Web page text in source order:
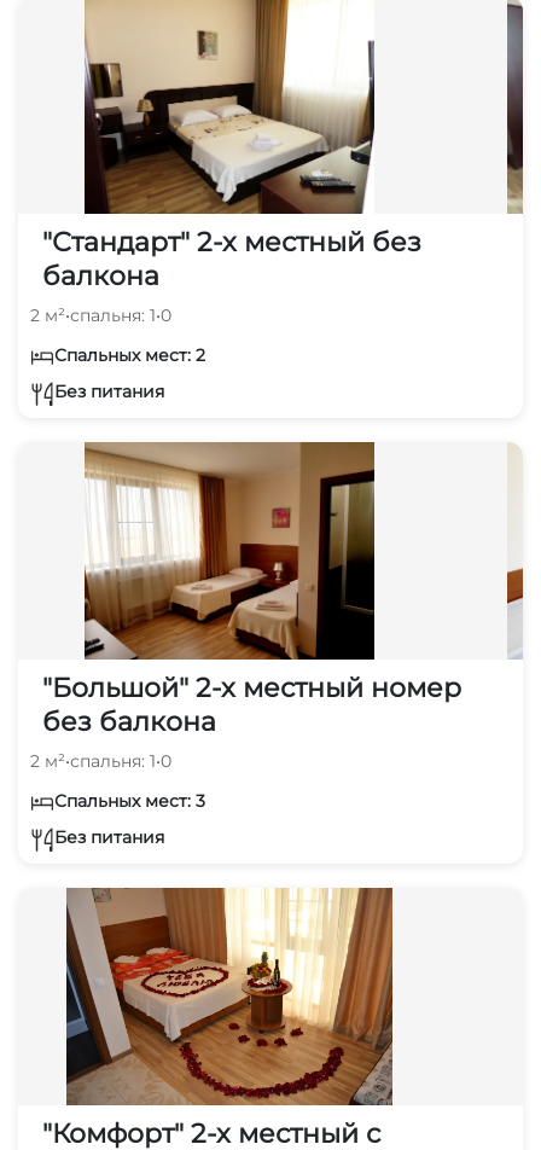
"Стандарт" 2-х местный без
балкона
2 м²•спальня: 1•0
Спальных мест: 2
Без питания
"Большой" 2-х местный номер
без балкона
2 м²•спальня: 1•0
Спальных мест: 3
Без питания
"Комфорт" 2-х местный с